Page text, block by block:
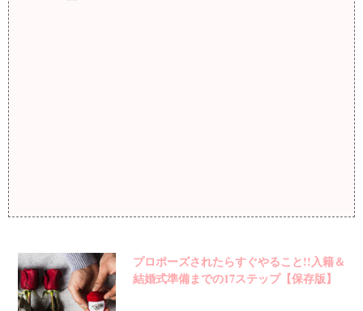
プロポーズされたらすぐやること!!入籍＆
結婚式準備までの17ステップ【保存版】